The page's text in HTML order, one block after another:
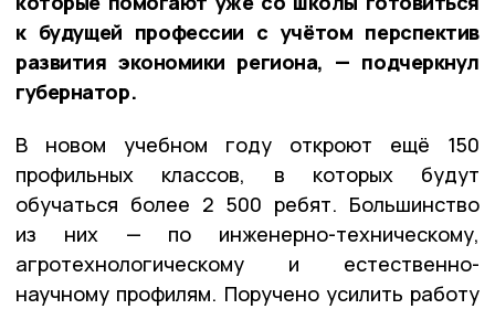
к будущей профессии с учётом перспектив
развития экономики региона, — подчеркнул
губернатор.
В новом учебном году откроют ещё 150
профильных классов, в которых будут
обучаться более 2 500 ребят. Большинство
из них — по инженерно-техническому,
агротехнологическому и естественно-
научному профилям. Поручено усилить работу